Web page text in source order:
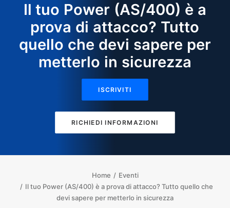
Il tuo Power (AS/400) è a
prova di attacco? Tutto
quello che devi sapere per
metterlo in sicurezza
ISCRIVITI
RICHIEDI INFORMAZIONI
Home
Eventi
Il tuo Power (AS/400) è a prova di attacco? Tutto quello che
devi sapere per metterlo in sicurezza